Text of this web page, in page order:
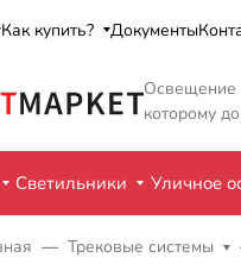
Как купить? Документы
Освещение
которому
Светильники Уличное
Трековые системы